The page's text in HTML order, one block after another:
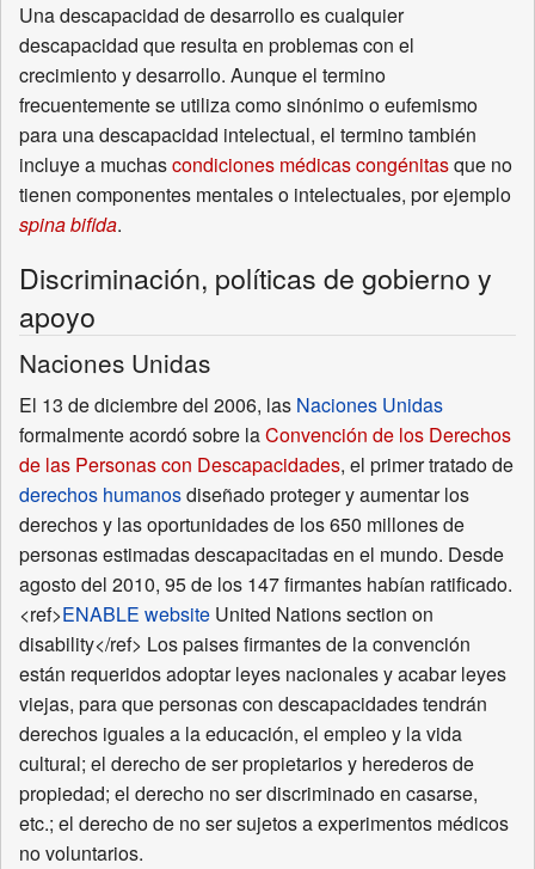
Una descapacidad de desarrollo es cualquier
descapacidad que resulta en problemas con el
crecimiento y desarrollo. Aunque el termino
frecuentemente se utiliza como sinónimo o eufemismo
para una descapacidad intelectual, el termino también
incluye a muchascondiciones médicas congénitasque no
tienen componentes mentales o intelectuales, por ejemplo
spina bifida.
Discriminación, políticas de gobierno y
apoyo
Naciones Unidas
El 13 de diciembre del 2006, las Naciones Unidas
formalmente acordó sobre laConvención de los Derechos
de las Personas con Descapacidades, el primer tratado de
derechos humanosdiseñado proteger y aumentar los
derechos y las oportunidades de los 650 millones de
personas estimadas descapacitadas en el mundo. Desde
agosto del 2010, 95 de los 147 firmantes habían ratificado.
<ref>ENABLE website United Nations section on
disability</ref> Los paises firmantes de la convención
están requeridos adoptar leyes nacionales y acabar leyes
viejas, para que personas con descapacidades tendrán
derechos iguales a la educación, el empleo y la vida
cultural; el derecho de ser propietarios y herederos de
propiedad; el derecho no ser discriminado en casarse,
etc.; el derecho de no ser sujetos a experimentos médicos
no voluntarios.